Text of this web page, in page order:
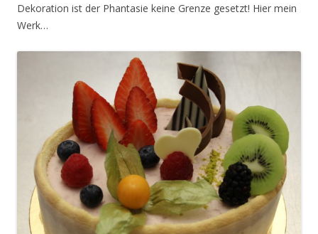
Dekoration ist der Phantasie keine Grenze gesetzt! Hier mein
Werk…